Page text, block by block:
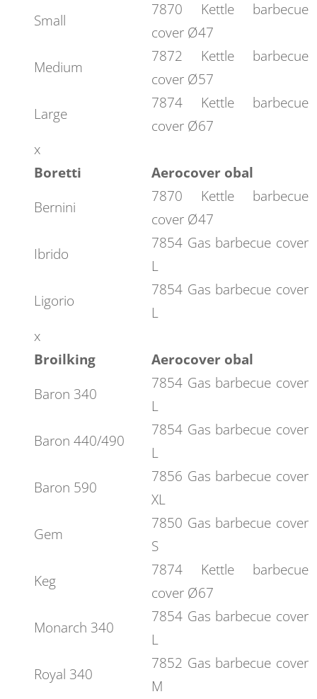
Small
7870 Kettle barbecue
cover Ø47
Medium
7872 Kettle barbecue
cover Ø57
Large
7874 Kettle barbecue
cover Ø67
x
Boretti
Aerocover obal
Bernini
7870 Kettle barbecue
cover Ø47
Ibrido
7854 Gas barbecue cover
L
Ligorio
7854 Gas barbecue cover
L
x
Broilking
Aerocover obal
Baron 340
7854 Gas barbecue cover
L
Baron 440/490
7854 Gas barbecue cover
L
Baron 590
7856 Gas barbecue cover
XL
Gem
7850 Gas barbecue cover
S
Keg
7874 Kettle barbecue
cover Ø67
Monarch 340
7854 Gas barbecue cover
L
Royal 340
7852 Gas barbecue cover
M